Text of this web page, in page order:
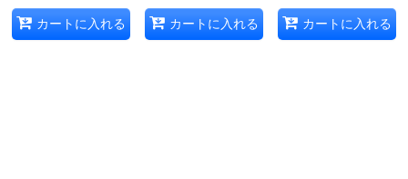
カートに入れる カートに入れる カートに入れる